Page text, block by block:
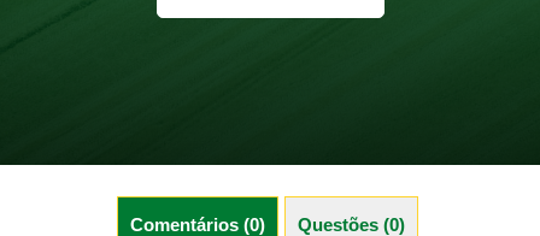
Comentários (0) Questões (0)